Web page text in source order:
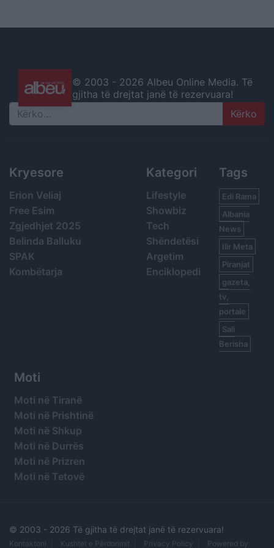
© 2003 - 2026 Albeu Online Media. Të
gjitha të drejtat janë të rezervuara!
Search
Kryesore
Erion Veliaj
Free Esim
Zgjedhjet 2025
Belinda Balluku
SPAK
Kombëtarja
Kategori
Lifestyle
Showbiz
Tech
Shëndetësi
Argetim
Enciklopedi
Tags
Edi Rama
Albania
News
Ilir Meta
Piranjat
gazeta,
tv,
portale
Sali
Berisha
Moti
Moti në Tiranë
Moti në Prishtinë
Moti në Shkup
Moti në Durrës
Moti në Prizren
Moti në Tetovë
© 2003 - 2026 Të gjitha të drejtat janë të rezervuara!
Kontaktoni Kushtet e Përdorimit Privacy Policy Powered by: